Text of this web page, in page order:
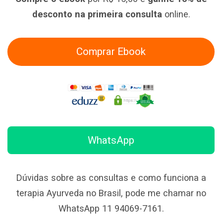
desconto na primeira consulta online.
Comprar Ebook
WhatsApp
Dúvidas sobre as consultas e como funciona a
terapia Ayurveda no Brasil, pode me chamar no
WhatsApp 11 94069-7161.